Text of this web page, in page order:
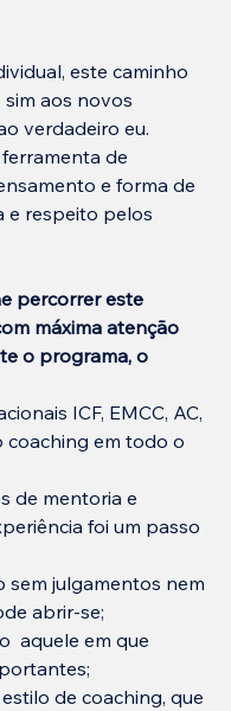
este caminho
sim aos novos
verdadeiro eu.
de
e forma de
e respeito pelos
percorrer este
máxima atenção
o programa, o
ICF, EMCC, AC,
coaching em todo o
de mentoria e
foi um passo
sem julgamentos nem
abrir-se;
aquele em que
de coaching, que